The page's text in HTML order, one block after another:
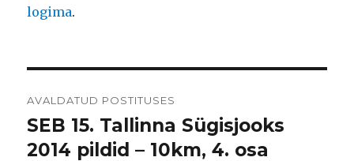
logima.
AVALDATUD POSTITUSES
SEB 15. Tallinna Sügisjooks
2014 pildid – 10km, 4. osa